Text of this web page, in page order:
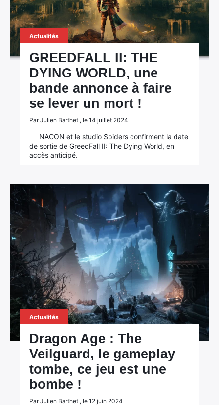
Actualités
GREEDFALL II: THE
DYING WORLD, une
bande annonce à faire
se lever un mort !
Par Julien Barthet , le 14 juillet 2024
NACON et le studio Spiders confirment la date
de sortie de GreedFall II: The Dying World, en
accès anticipé.
Actualités
Dragon Age : The
Veilguard, le gameplay
tombe, ce jeu est une
bombe !
Par Julien Barthet , le 12 juin 2024